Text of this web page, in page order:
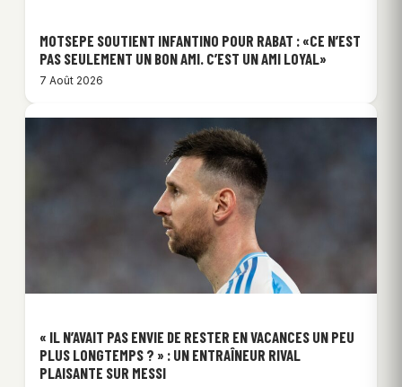
MOTSEPE SOUTIENT INFANTINO POUR RABAT : «CE N’EST
PAS SEULEMENT UN BON AMI. C’EST UN AMI LOYAL»
7 Août 2026
« IL N’AVAIT PAS ENVIE DE RESTER EN VACANCES UN PEU
PLUS LONGTEMPS ? » : UN ENTRAÎNEUR RIVAL
PLAISANTE SUR MESSI